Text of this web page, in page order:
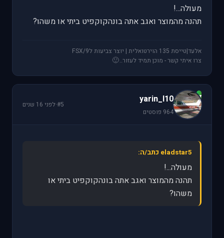
מעולה...!
תהנה מהמוצר ואגב אתה בונהקוקפיט ביתי או משהו?
אלעד|טייסת 135 הוירטואלית | יוצר צביעות לFSX/9
צרו איתי קשר - מוכן תמיד לעזור..🙂
y
yarin_l10
964 פוסטים
#5
·לפני 16 שנים
eladstar5 כתב/ה:
מעולה...!
תהנה מהמוצר ואגב אתה בונהקוקפיט ביתי או
משהו?